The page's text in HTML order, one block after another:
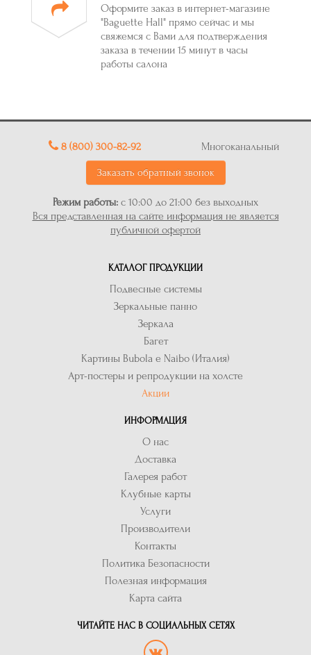
Оформите заказ в интернет-магазине
"Baguette Hall" прямо сейчас и мы
свяжемся с Вами для подтверждения
заказа в течении 15 минут в часы
работы салона
8 (800) 300-82-92 Многоканальный
Заказать обратный звонок
Режим работы: с 10:00 до 21:00 без выходных
Вся представленная на сайте информация не является
публичной офертой
КАТАЛОГ ПРОДУКЦИИ
Подвесные системы
Зеркальные панно
Зеркала
Багет
Картины Bubola e Naibo (Италия)
Арт-постеры и репродукции на холсте
Акции
ИНФОРМАЦИЯ
О нас
Доставка
Галерея работ
Клубные карты
Услуги
Производители
Контакты
Политика Безопасности
Полезная информация
Карта сайта
ЧИТАЙТЕ НАС В СОЦИАЛЬНЫХ СЕТЯХ